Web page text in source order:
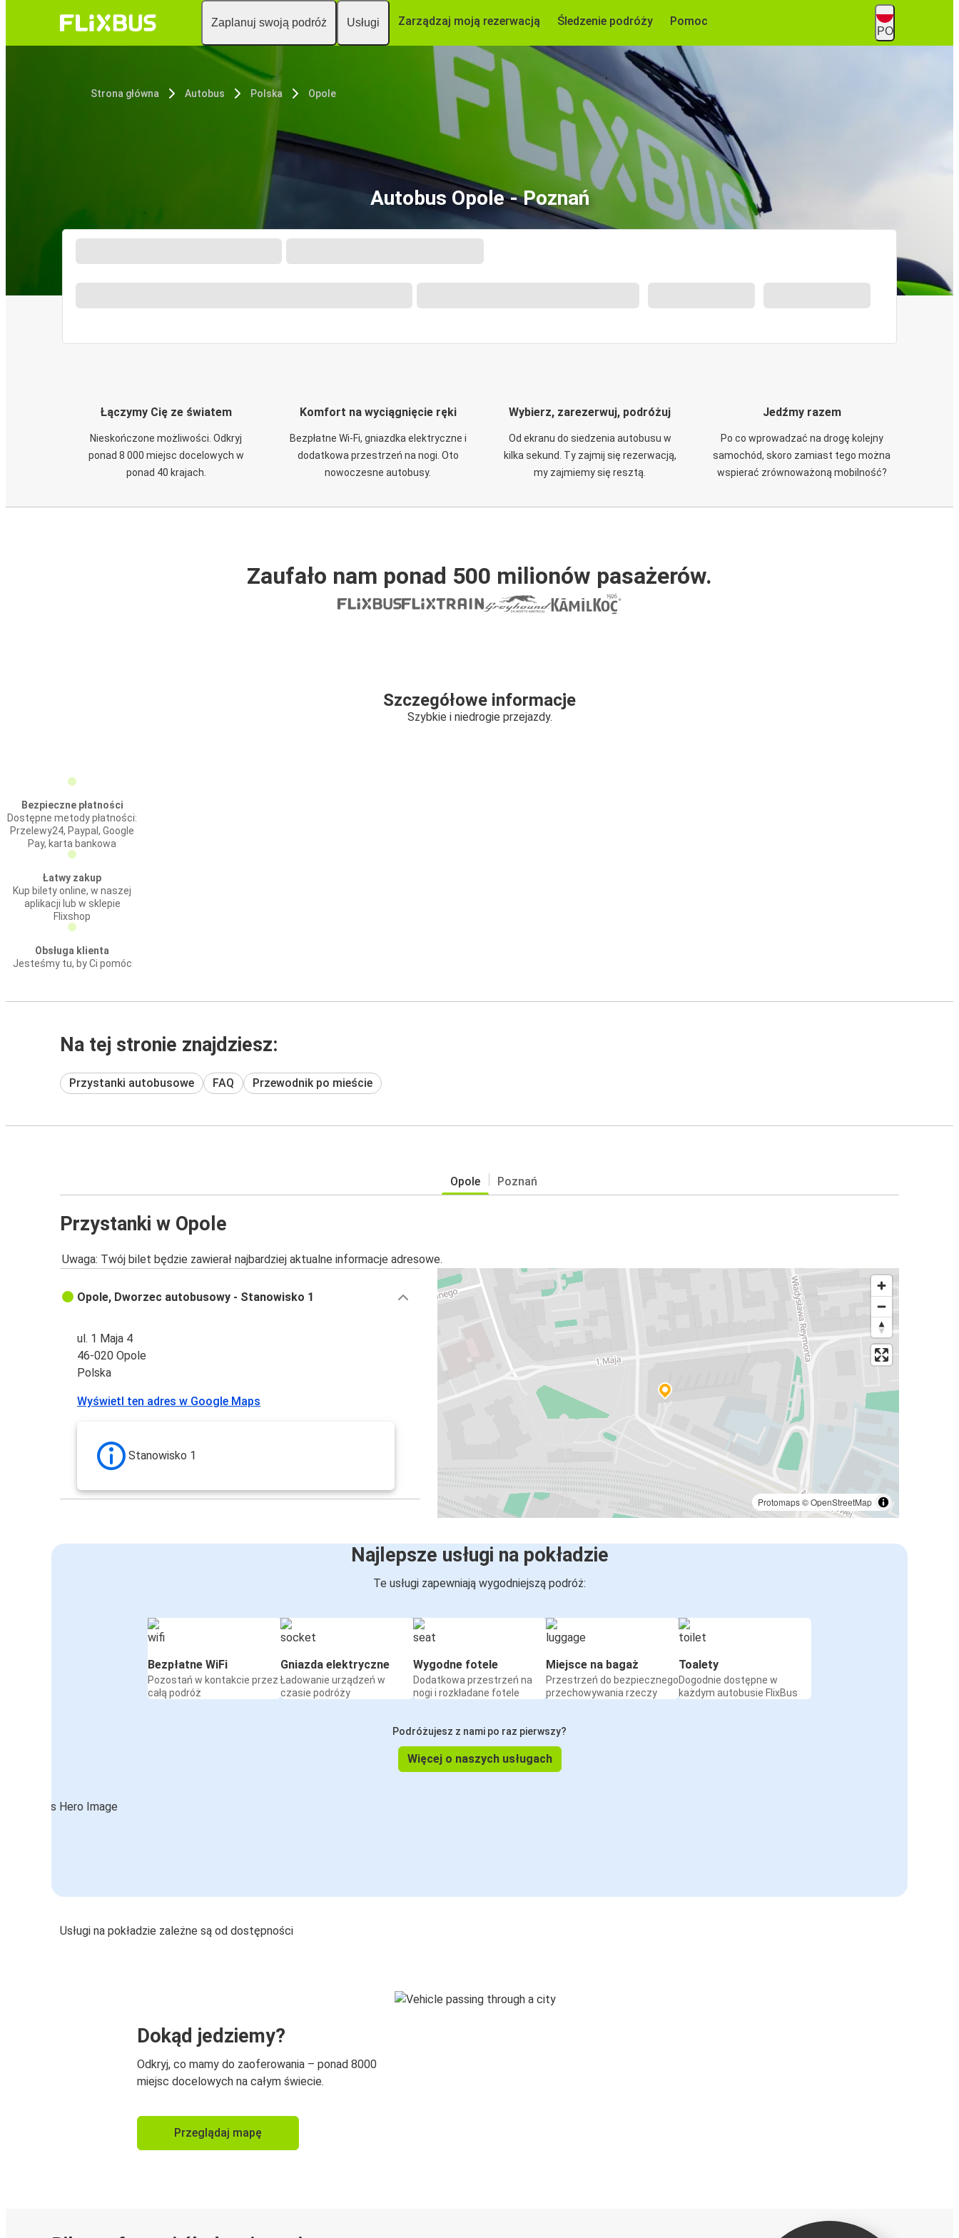
Zaplanuj swoją podróż Usługi Zarządzaj moją rezerwacją Śledzenie podróży Pomoc
PO
Strona główna Autobus Polska Opole
Autobus Opole - Poznań
Łączymy Cię ze światem
Nieskończone możliwości. Odkryj
ponad 8 000 miejsc docelowych w
ponad 40 krajach.
Komfort na wyciągnięcie ręki
Bezpłatne Wi-Fi, gniazdka elektryczne i
dodatkowa przestrzeń na nogi. Oto
nowoczesne autobusy.
Wybierz, zarezerwuj, podróżuj
Od ekranu do siedzenia autobusu w
kilka sekund. Ty zajmij się rezerwacją,
my zajmiemy się resztą.
Jedźmy razem
Po co wprowadzać na drogę kolejny
samochód, skoro zamiast tego można
wspierać zrównoważoną mobilność?
Zaufało nam ponad 500 milionów pasażerów.
Szczegółowe informacje
Szybkie i niedrogie przejazdy.
Bezpieczne płatności
Dostępne metody płatności:
Przelewy24, Paypal, Google
Pay, karta bankowa
Łatwy zakup
Kup bilety online, w naszej
aplikacji lub w sklepie
Flixshop
Obsługa klienta
Jesteśmy tu, by Ci pomóc
Na tej stronie znajdziesz:
Przystanki autobusowe FAQ Przewodnik po mieście
Opole Poznań
Przystanki w Opole
Uwaga: Twój bilet będzie zawierał najbardziej aktualne informacje adresowe.
Protomaps©OpenStreetMap
Opole, Dworzec autobusowy - Stanowisko 1
ul. 1 Maja 4
46-020 Opole
Polska
Wyświetl ten adres w Google Maps
Stanowisko 1
Najlepsze usługi na pokładzie
Te usługi zapewniają wygodniejszą podróż:
Bezpłatne WiFi
Pozostań w kontakcie przez
całą podróż
Gniazda elektryczne
Ładowanie urządzeń w
czasie podróży
Wygodne fotele
Dodatkowa przestrzeń na
nogi i rozkładane fotele
Miejsce na bagaż
Przestrzeń do bezpiecznego
przechowywania rzeczy
Toalety
Dogodnie dostępne w
każdym autobusie FlixBus
Podróżujesz z nami po raz pierwszy?
Więcej o naszych usługach
Usługi na pokładzie zależne są od dostępności
Dokąd jedziemy?
Odkryj, co mamy do zaoferowania – ponad 8000
miejsc docelowych na całym świecie.
Przeglądaj mapę